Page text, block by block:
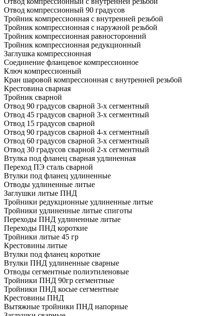
Отвод компрессионный 90 градусов
Тройник компрессионная с внутренней резьбой
Тройник компрессионная с наружной резьбой
Тройник компрессионная равносторонний
Тройник компрессионная редукционный
Заглушка компрессионная
Соединение фланцевое компрессионное
Ключ компрессионный
Кран шаровой компрессионная с внутренней резьбой
Крестовина сварная
Тройник сварной
Отвод 90 градусов сварной 3-х сегментный
Отвод 45 градусов сварной 3-х сегментный
Отвод 15 градусов сварной
Отвод 90 градусов сварной 4-х сегментный
Отвод 60 градусов сварной 3-х сегментный
Отвод 30 градусов сварной 2-х сегментный
Втулка под фланец сварная удлиненная
Переход ПЭ сталь сварной
Втулки под фланец удлиненные
Отводы удлиненные литые
Заглушки литые ПНД
Тройники редукционные удлиненные литые
Тройники удлиненные литые спиготы
Переходы ПНД удлиненные литые
Переходы ПНД короткие
Тройники литые 45 гр
Крестовины литые
Втулки под фланец короткие
Втулки ПНД удлиненные сварные
Отводы сегментные полиэтиленовые
Тройники ПНД 90гр сегментные
Тройники ПНД косые сегментные
Крестовины ПНД
Вытяжные тройники ПНД напорные